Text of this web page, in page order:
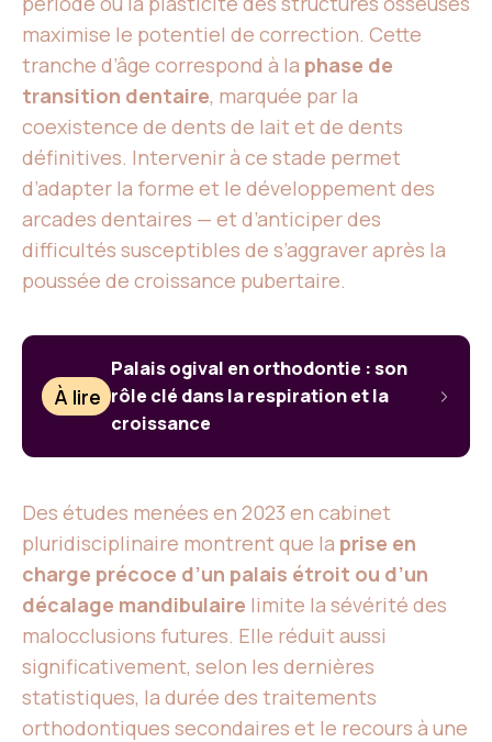
maximise le potentiel de correction. Cette
tranche d’âge correspond à la phase de
transition dentaire, marquée par la
coexistence de dents de lait et de dents
définitives. Intervenir à ce stade permet
d’adapter la forme et le développement des
arcades dentaires — et d’anticiper des
difficultés susceptibles de s’aggraver après la
poussée de croissance pubertaire.
À lire
Palais ogival en orthodontie : son
rôle clé dans la respiration et la
croissance
Des études menées en 2023 en cabinet
pluridisciplinaire montrent que la prise en
charge précoce d’un palais étroit ou d’un
décalage mandibulaire limite la sévérité des
malocclusions futures. Elle réduit aussi
significativement, selon les dernières
statistiques, la durée des traitements
orthodontiques secondaires et le recours à une